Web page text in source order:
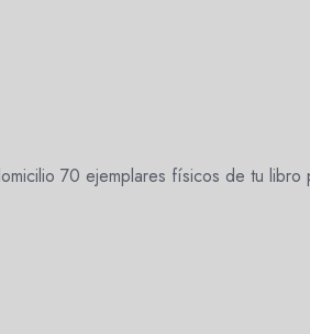
70 ejemplares físicos de tu